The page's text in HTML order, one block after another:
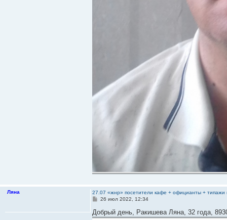
Ляна
27.07 «жнр» посетители кафе + официанты +
С
о
б
26 июл 2022, 12:34
Добрый день, Ракишева Ляна, 32 года,